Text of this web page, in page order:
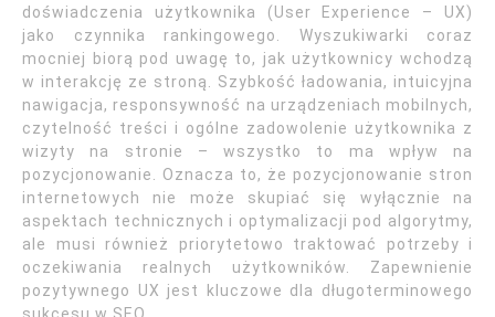
doświadczenia użytkownika (User Experience – UX)
jako czynnika rankingowego. Wyszukiwarki coraz
mocniej biorą pod uwagę to, jak użytkownicy wchodzą
w interakcję ze stroną. Szybkość ładowania, intuicyjna
nawigacja, responsywność na urządzeniach mobilnych,
czytelność treści i ogólne zadowolenie użytkownika z
wizyty na stronie – wszystko to ma wpływ na
pozycjonowanie. Oznacza to, że pozycjonowanie stron
internetowych nie może skupiać się wyłącznie na
aspektach technicznych i optymalizacji pod algorytmy,
ale musi również priorytetowo traktować potrzeby i
oczekiwania realnych użytkowników. Zapewnienie
pozytywnego UX jest kluczowe dla długoterminowego